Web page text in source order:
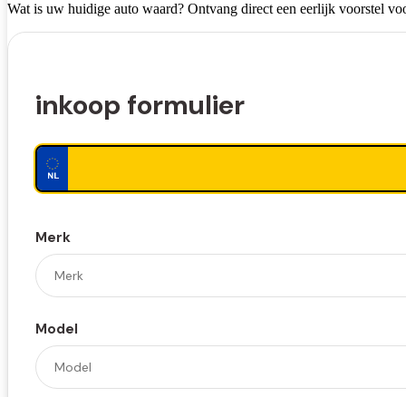
Wat is uw huidige auto waard? Ontvang direct een eerlijk voorstel
inkoop formulier
Merk
Model